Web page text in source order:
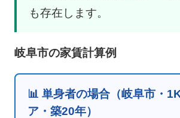
も存在します。
岐阜市の家賃計算例
📊 単身者の場合（岐阜市・
ア・築20年）